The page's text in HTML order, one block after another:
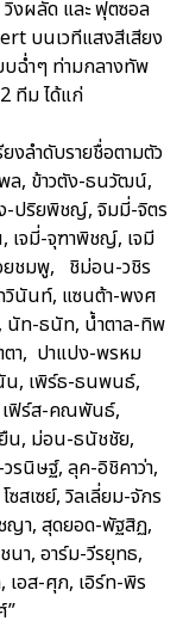
งผลัด และ ฟุตซอล
บนเวทีแสงสีเสียง
ฉ่ำๆ ท่ามกลางทัพ
ทีม ได้แก่
งลำดับรายชื่อตามตัว
ล, ข้าวตัง-ธนวัฒน์,
-ปริยพิชญ์, จิมมี่-จิตร
เจมี่-จุฑาพิชญ์, เจมี
ยชมพู, ชิม่อน-วชิร
วินันท์, แซนต้า-พงศ
นัท-ธนัท, น้ำตาล-ทิพ
า, ปาแปง-พรหม
, เพิร์ธ-ธนพนธ์,
ฟิร์ส-คณพันธ์,
น, ม่อน-ธนัชชัย,
นิษฐ์, ลุค-อิชิคาว่า,
สเซย์, วิลเลี่ยม-จักร
ญา, สุดยอด-พัฐสิฏ,
า, อาร์ม-วีรยุทธ,
อส-ศุภ, เอิร์ท-พิร